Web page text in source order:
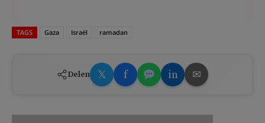
TAGS Gaza Israël ramadan
Delen 𝕏 f in ✉